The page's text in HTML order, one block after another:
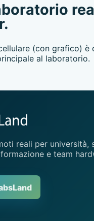
(con grafico) è
al laboratorio.
reali per università,
e team